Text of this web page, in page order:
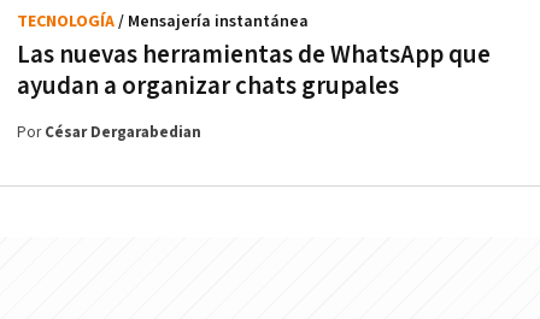
Las nuevas herramientas de WhatsApp que
ayudan a organizar chats grupales
TECNOLOGÍA/ Mensajería instantánea
PorCésar Dergarabedian